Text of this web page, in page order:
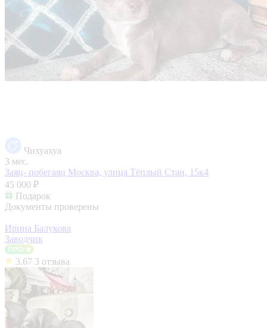
Чихуахуа
3 мес.
Заяц- побегаяц Москва, улица Тёплый Стан, 15к4
45 000 ₽
Подарок
Документы проверены
Ирина Балукова
Заводчик
3.67 3 отзыва